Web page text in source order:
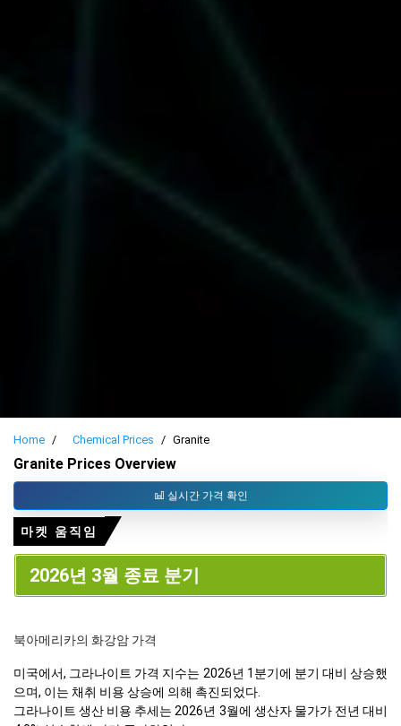
Home Chemical Prices Granite
Granite Prices Overview
실시간 가격 확인
마켓 움직임
2026년 3월 종료 분기
북아메리카의 화강암 가격
미국에서, 그라나이트 가격 지수는 2026년 1분기에 분기 대비 상승했
으며, 이는 채취 비용 상승에 의해 촉진되었다.
그라나이트 생산 비용 추세는 2026년 3월에 생산자 물가가 전년 대비